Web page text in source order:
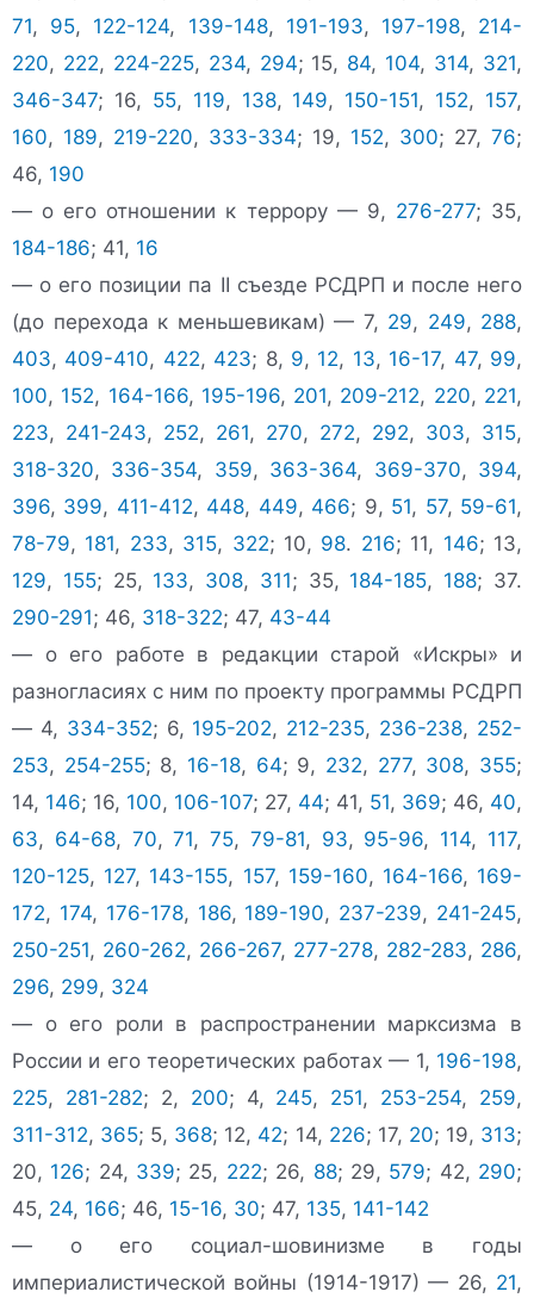
71, 95, 122-124, 139-148, 191-193, 197-198, 214-
220, 222, 224-225, 234, 294; 15, 84, 104, 314, 321,
346-347; 16, 55, 119, 138, 149, 150-151, 152, 157,
160, 189, 219-220, 333-334; 19, 152, 300; 27, 76;
46, 190
— о его отношении к террору — 9, 276-277; 35,
184-186; 41, 16
— о его позиции па II съезде РСДРП и после него
(до перехода к меньшевикам) — 7, 29, 249, 288,
403, 409-410, 422, 423; 8, 9, 12, 13, 16-17, 47, 99,
100, 152, 164-166, 195-196, 201, 209-212, 220, 221,
223, 241-243, 252, 261, 270, 272, 292, 303, 315,
318-320, 336-354, 359, 363-364, 369-370, 394,
396, 399, 411-412, 448, 449, 466; 9, 51, 57, 59-61,
78-79, 181, 233, 315, 322; 10, 98. 216; 11, 146; 13,
129, 155; 25, 133, 308, 311; 35, 184-185, 188; 37.
290-291; 46, 318-322; 47, 43-44
— о его работе в редакции старой «Искры» и
разногласиях с ним по проекту программы РСДРП
— 4, 334-352; 6, 195-202, 212-235, 236-238, 252-
253, 254-255; 8, 16-18, 64; 9, 232, 277, 308, 355;
14, 146; 16, 100, 106-107; 27, 44; 41, 51, 369; 46, 40,
63, 64-68, 70,71,75, 79-81, 93, 95-96, 114, 117,
120-125, 127, 143-155, 157, 159-160, 164-166, 169-
172, 174, 176-178, 186, 189-190, 237-239, 241-245,
250-251, 260-262, 266-267, 277-278, 282-283, 286,
296, 299, 324
— о его роли в распространении марксизма в
России и его теоретических работах — 1, 196-198,
225, 281-282; 2, 200; 4, 245, 251, 253-254, 259,
311-312, 365; 5, 368; 12, 42; 14, 226; 17, 20; 19, 313;
20, 126; 24, 339; 25, 222; 26, 88; 29, 579; 42, 290;
45, 24, 166; 46, 15-16, 30; 47, 135, 141-142
— о его социал-шовинизме в годы
империалистической войны (1914-1917) — 26, 21,